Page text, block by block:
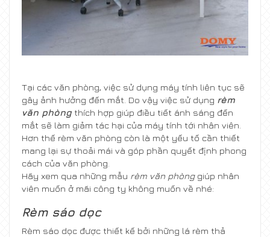
Tại các văn phòng, việc sử dụng máy tính liên tục sẽ
gây ảnh hưởng đến mắt. Do vậy việc sử dụng rèm
văn phòng thích hợp giúp điều tiết ánh sáng đến
mắt sẽ làm giảm tác hại của máy tính tới nhân viên.
Hơn thế rèm văn phòng còn là một yếu tố cần thiết
mang lại sự thoải mái và góp phần quyết định phong
cách của văn phòng.
Hãy xem qua những mẫu rèm văn phònggiúp nhân
viên muốn ở mãi công ty không muốn về nhé:
Rèm sáo dọc
Rèm sáo dọc được thiết kế bởi những lá rèm thả